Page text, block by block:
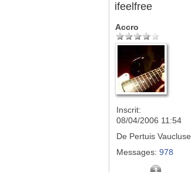
ifeelfree
Accro
Inscrit:
08/04/2006 11:54
De Pertuis Vaucluse
Messages: 978